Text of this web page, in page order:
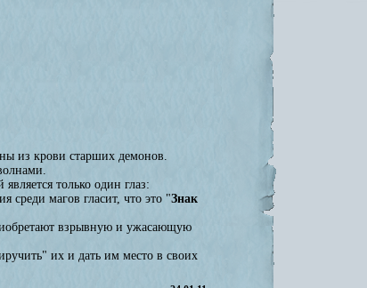
из крови старших демонов.
только один глаз:
среди магов гласит, что это "Знак
взрывную и ужасающую
их и дать им место в своих